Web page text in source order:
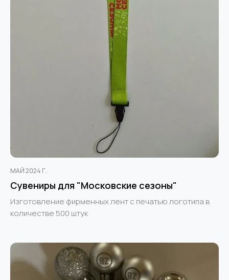
МАЙ 2024 Г.
Сувениры для "Московские сезоны"
Изготовление фирменных лент с печатью логотипа в
количестве 500 штук